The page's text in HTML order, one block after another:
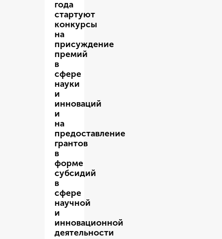
года
стартуют
конкурсы
на
присуждение
премий
в
сфере
науки
и
инноваций
и
на
предоставление
грантов
в
форме
субсидий
в
сфере
научной
и
инновационной
деятельности